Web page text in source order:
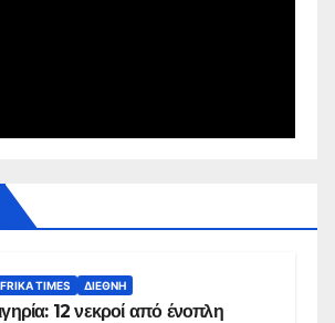
TIMES ΔΙΕΘΝΉ
12 νεκροί από ένοπλη